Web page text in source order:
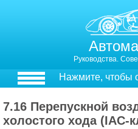
Руководства.
Нажмите, чтобы
7.16 Перепускной
холостого хода (IAC-